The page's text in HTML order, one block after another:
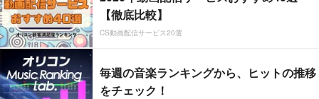
【徹底比較】
CS動画配信サービス20選
毎週の音楽ランキングから、ヒットの推移
をチェック！